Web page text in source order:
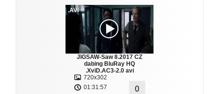
.AVI
JIGSAW-Saw 8.2017 CZ
dabing BluRay HQ
.XviD.AC3-2.0 avi
720x302
01:31:57
0